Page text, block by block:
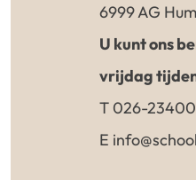
6999 AG
U kunt ons
vrijdag
T 026-
E